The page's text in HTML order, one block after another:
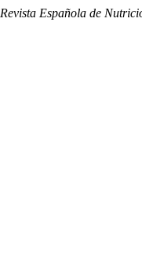
Revista Española de